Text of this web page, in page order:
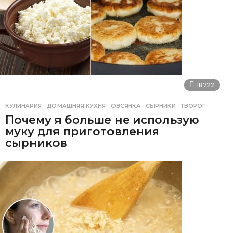
18722
КУЛИНАРИЯ ДОМАШНЯЯ КУХНЯ ,ОВСЯНКА ,СЫРНИКИ ,ТВОРОГ
Почему я больше не использую
муку для приготовления
сырников